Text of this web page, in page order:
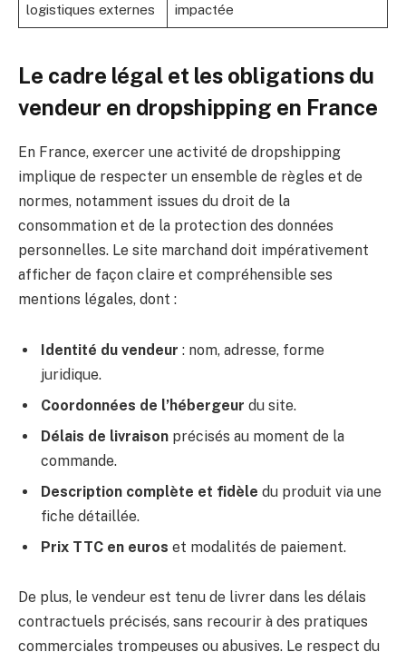
logistiques externes
impactée
Le cadre légal et les obligations du
vendeur en dropshipping en France
En France, exercer une activité de dropshipping
implique de respecter un ensemble de règles et de
normes, notamment issues du droit de la
consommation et de la protection des données
personnelles. Le site marchand doit impérativement
afficher de façon claire et compréhensible ses
mentions légales, dont :
Identité du vendeur : nom, adresse, forme
juridique.
Coordonnées de l’hébergeur du site.
Délais de livraison précisés au moment de la
commande.
Description complète et fidèle du produit via une
fiche détaillée.
Prix TTC en euros et modalités de paiement.
De plus, le vendeur est tenu de livrer dans les délais
contractuels précisés, sans recourir à des pratiques
commerciales trompeuses ou abusives. Le respect du